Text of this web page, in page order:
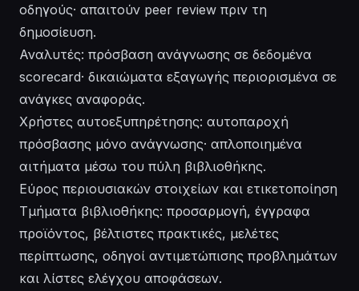
οδηγούς· απαιτούν peer review πριν τη
δημοσίευση.
Αναλυτές: πρόσβαση ανάγνωσης σε δεδομένα
scorecard· δικαιώματα εξαγωγής περιορισμένα σε
ανάγκες αναφοράς.
Χρήστες αυτοεξυπηρέτησης: αυτοπαροχή
πρόσβασης μόνο ανάγνωσης· απλοποιημένα
αιτήματα μέσω του πύλη βιβλιοθήκης.
Εύρος περιουσιακών στοιχείων και ετικετοποίηση
Τμήματα βιβλιοθήκης: προσαρμογή, έγγραφα
προϊόντος, βέλτιστες πρακτικές, μελέτες
περίπτωσης, οδηγοί αντιμετώπισης προβλημάτων
και λίστες ελέγχου αποφάσεων.